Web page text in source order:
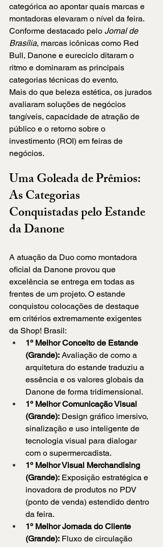
categórica ao apontar quais marcas e
montadoras elevaram o nível da feira.
Conforme destacado pelo Jornal de
Brasília, marcas icônicas como Red
Bull, Danone e eureciclo ditaram o
ritmo e dominaram as principais
categorias técnicas do evento.
Mais do que beleza estética, os jurados
avaliaram soluções de negócios
tangíveis, capacidade de atração de
público e o retorno sobre o
investimento (ROI) em feiras de
negócios.
Uma Goleada de Prêmios:
As Categorias
Conquistadas pelo Estande
da Danone
A atuação da Duo como montadora
oficial da Danone provou que
excelência se entrega em todas as
frentes de um projeto. O estande
conquistou colocações de destaque
em critérios extremamente exigentes
da Shop! Brasil:
1º Melhor Conceito de Estande
(Grande): Avaliação de como a
arquitetura do estande traduziu a
essência e os valores globais da
Danone de forma tridimensional.
1º Melhor Comunicação Visual
(Grande): Design gráfico imersivo,
sinalização e uso inteligente de
tecnologia visual para dialogar
com o supermercadista.
1º Melhor Visual Merchandising
(Grande): Exposição estratégica e
inovadora de produtos no PDV
(ponto de venda) estendido dentro
da feira.
1º Melhor Jornada do Cliente
(Grande): Fluxo de circulação